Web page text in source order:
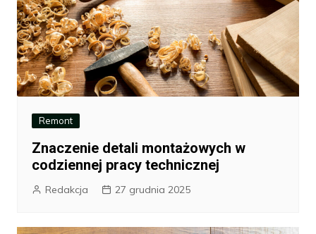
Remont
Znaczenie detali montażowych w
codziennej pracy technicznej
Redakcja 27 grudnia 2025